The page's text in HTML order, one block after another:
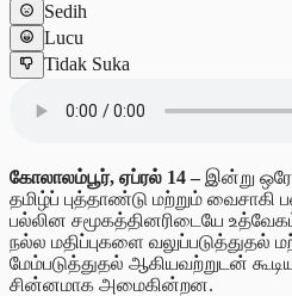
Sedih
Lucu
Tidak Suka
கோலாலம்பூர், ஏப்ரல் 14 –இன்று
தமிழ்ப் புத்தாண்டு மற்றும்
பல்லின சமூகத்தினரிடையே
நல்ல மதிப்புகளை வலுப்படுத்துதல்
மேம்படுத்துதல் ஆகியவற்றுடன்
சின்னமாக அமைகின்றன.